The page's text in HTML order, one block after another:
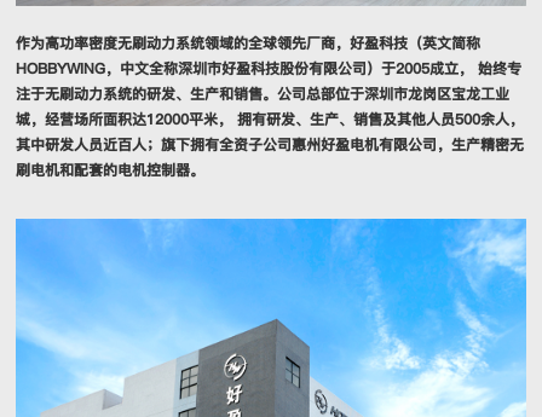
作为高功率密度无刷动力系统领域的全球领先厂商，好盈科技（英文简称
HOBBYWING，中文全称深圳市好盈科技股份有限公司）于2005成立， 始终专
注于无刷动力系统的研发、生产和销售。公司总部位于深圳市龙岗区宝龙工业
城，经营场所面积达12000平米， 拥有研发、生产、销售及其他人员500余人，
其中研发人员近百人；旗下拥有全资子公司惠州好盈电机有限公司，生产精密无
刷电机和配套的电机控制器。